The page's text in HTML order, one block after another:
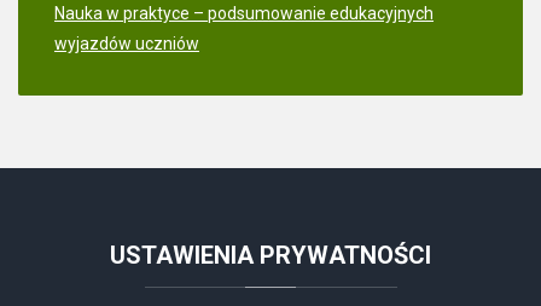
Nauka w praktyce – podsumowanie edukacyjnych
wyjazdów uczniów
USTAWIENIAPRYWATNOŚCI